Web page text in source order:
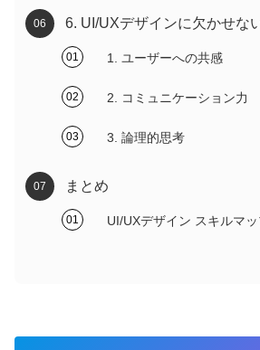
6. UI/UXデザインに欠かせな
1. ユーザーへの共感
2. コミュニケーション力
3. 論理的思考
まとめ
UI/UXデザイン スキルマッ